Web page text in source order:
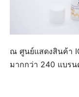
ณ ศูนย์แสดงสินค้า
มากกว่า 240 แบรน